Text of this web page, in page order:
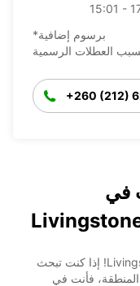
15:01 -
*برسوم إضافية
+260 (212)
في
مرحبًا بكم في Livingstone International Airport! إذا كنت تبحث
فأنت في